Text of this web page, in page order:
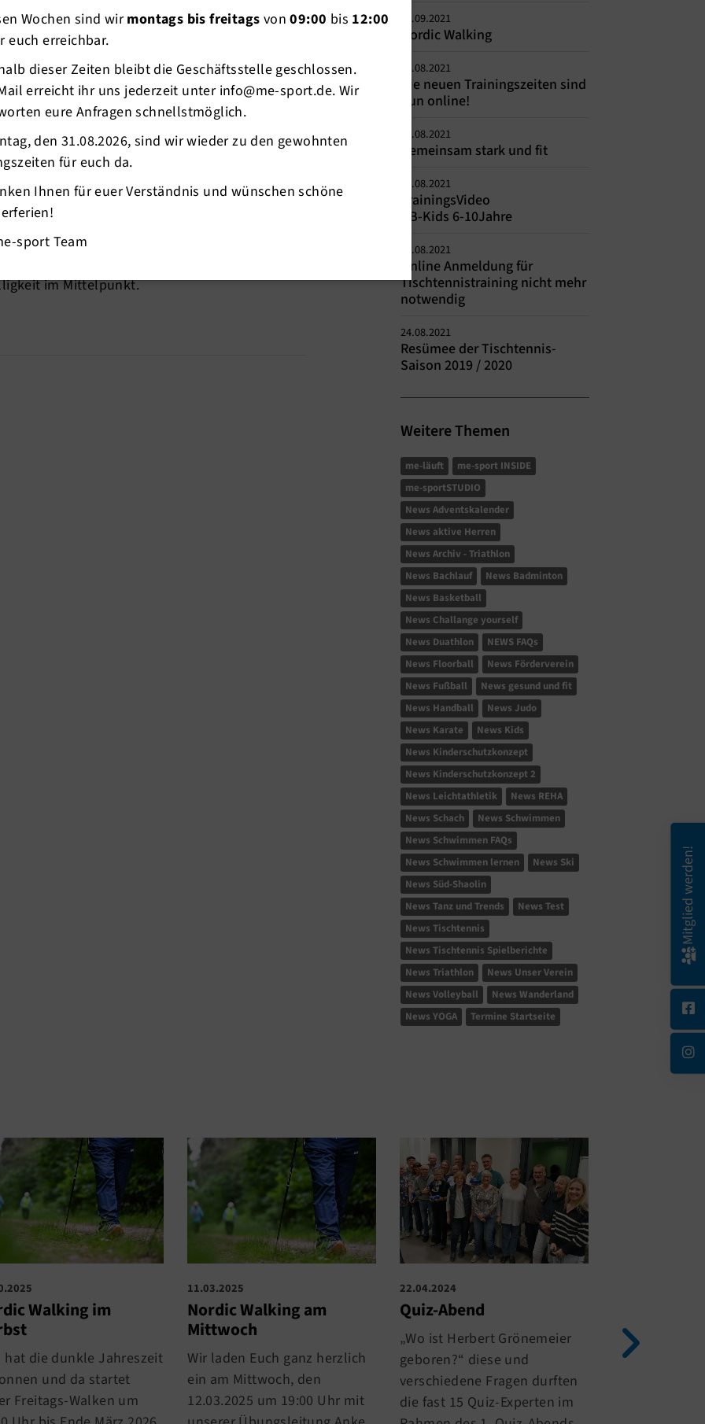
Walking-Camp, diesmal im Teutoburger
in Horn-Bad Meinberg
Europas größter Seminaranbieter besichtigt
Die Höhepunkte der Wanderziele waren das
Neben der sportlichen Betätigung stand
im Mittelpunkt.
01.09.2021
Nordic Walking
30.08.2021
Die neuen Trainingszeiten sind
nun online!
26.08.2021
Gemeinsam stark und fit
24.08.2021
TrainingsVideo
BB-Kids 6-10Jahre
24.08.2021
Online Anmeldung für
Tischtennistraining nicht mehr
notwendig
24.08.2021
Resümee der Tischtennis-
Saison 2019 / 2020
Weitere Themen
me-läuft
me-sport INSIDE
me-sportSTUDIO
News Adventskalender
News aktive Herren
News Archiv - Triathlon
News Bachlauf
News Badminton
News Basketball
News Challange yourself
News Duathlon
NEWS FAQs
News Floorball
News Förderverein
News Fußball
News gesund und fit
News Handball
News Judo
News Karate
News Kids
News Kinderschutzkonzept
News Kinderschutzkonzept 2
News Leichtathletik
News REHA
News Schach
News Schwimmen
News Schwimmen FAQs
News Schwimmen lernen
News Ski
News Süd-Shaolin
News Tanz und Trends
News Test
News Tischtennis
News Tischtennis Spielberichte
News Triathlon
News Unser Verein
News Volleyball
News Wanderland
News YOGA
Termine Startseite
Walking im
hat die dunkle Jahreszeit
und da startet
Freitags-Walken um
11.03.2025
Nordic Walking am
Mittwoch
Wir laden Euch ganz herzlich
ein am Mittwoch, den
12.03.2025 um 19:00 Uhr mit
22.04.2024
Quiz-Abend
„Wo ist Herbert Grönemeier
geboren?“ diese und
verschiedene Fragen durften
die fast 15 Quiz-Experten im
Mitglied werden!
Wochen sind wirmontags bis freitags von09:00 bis 12:00
euch erreichbar.
dieser Zeiten bleibt die Geschäftsstelle geschlossen.
erreicht ihr uns jederzeit unter info@me-sport.de. Wir
eure Anfragen schnellstmöglich.
den 31.08.2026, sind wir wieder zu den gewohnten
für euch da.
Ihnen für euer Verständnis und wünschen schöne
sport Team